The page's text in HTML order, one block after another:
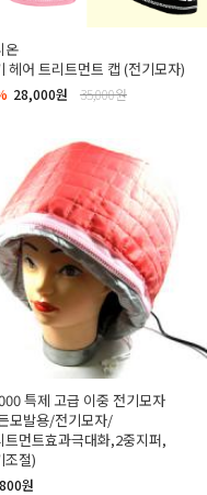
온
헤어 트리트먼트 캡 (전기모자)
28,000원 35,000원
특제 고급 이중 전기모자
모발용/전기모자/
트먼트효과극대화,2중지퍼,
조절)
원